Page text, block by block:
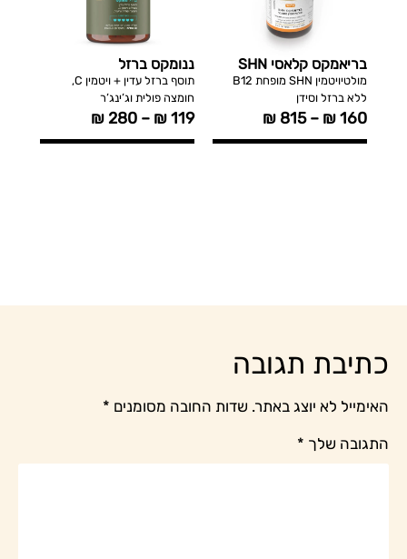
בריאמקס קלאסי SHN
מולטיויטמין SHN מופחת B12
ללא ברזל וסידן
₪160
–
₪ 815
ננומקס ברזל
תוסף ברזל עדין + ויטמין C,
חומצה פולית וג’ינג’ר
₪119
–
₪ 280
כתיבת תגובה
האימייל לא יוצג באתר. שדות החובה מסומנים *
התגובה שלך *